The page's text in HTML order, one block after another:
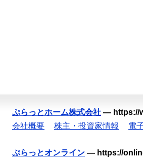
ぷらっとホーム株式会社 — https://
会社概要
株主・投資家情報 電
ぷらっとオンライン — https://